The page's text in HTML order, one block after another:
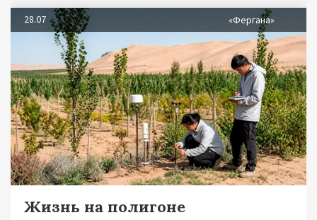
28.07 «Фергана»
Жизнь на полигоне